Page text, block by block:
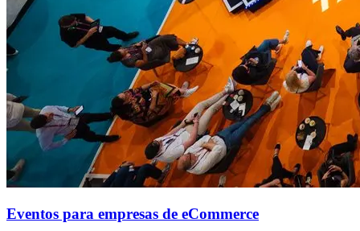
Eventos para empresas de eCommerce